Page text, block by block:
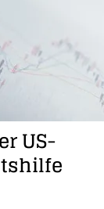
US-